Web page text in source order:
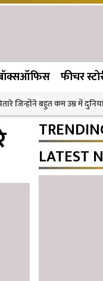
फीचर
जिन्होंने बहुत कम उम्र में
LATEST